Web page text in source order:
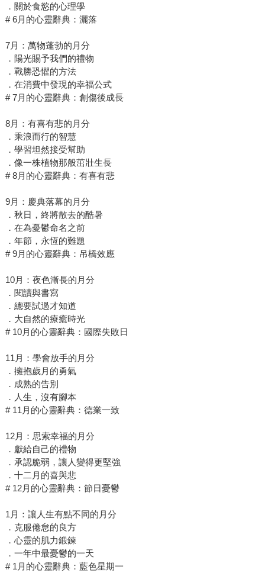
．關於食慾的心理學
# 6月的心靈辭典：灑落
7月：萬物蓬勃的月分
．陽光賜予我們的禮物
．戰勝恐懼的方法
．在消費中發現的幸福公式
# 7月的心靈辭典：創傷後成長
8月：有喜有悲的月分
．乘浪而行的智慧
．學習坦然接受幫助
．像一株植物那般茁壯生長
# 8月的心靈辭典：有喜有悲
9月：慶典落幕的月分
．秋日，終將散去的酷暑
．在為憂鬱命名之前
．年節，永恆的難題
# 9月的心靈辭典：吊橋效應
10月：夜色漸長的月分
．閱讀與書寫
．總要試過才知道
．大自然的療癒時光
# 10月的心靈辭典：國際失敗日
11月：學會放手的月分
．擁抱歲月的勇氣
．成熟的告別
．人生，沒有腳本
# 11月的心靈辭典：德業一致
12月：思索幸福的月分
．獻給自己的禮物
．承認脆弱，讓人變得更堅強
．十二月的喜與悲
# 12月的心靈辭典：節日憂鬱
1月：讓人生有點不同的月分
．克服倦怠的良方
．心靈的肌力鍛鍊
．一年中最憂鬱的一天
# 1月的心靈辭典：藍色星期一